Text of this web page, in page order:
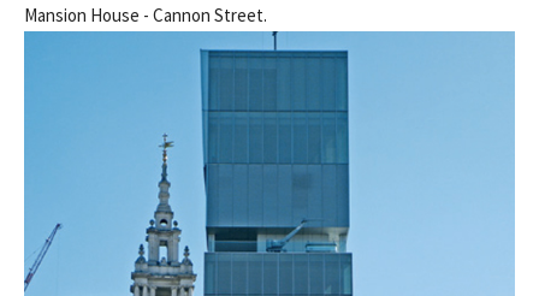
Mansion House - Cannon Street.